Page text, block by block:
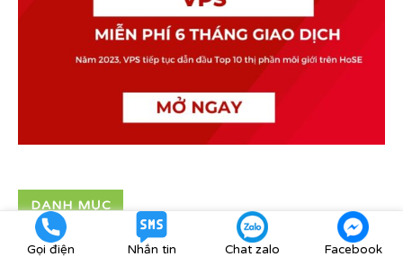
DANH MỤC
Gọi điện Nhắn tin Chat zalo Facebook